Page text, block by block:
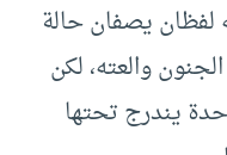
لفظان يصفان حالة
والعته، لكن
يندرج تحتها